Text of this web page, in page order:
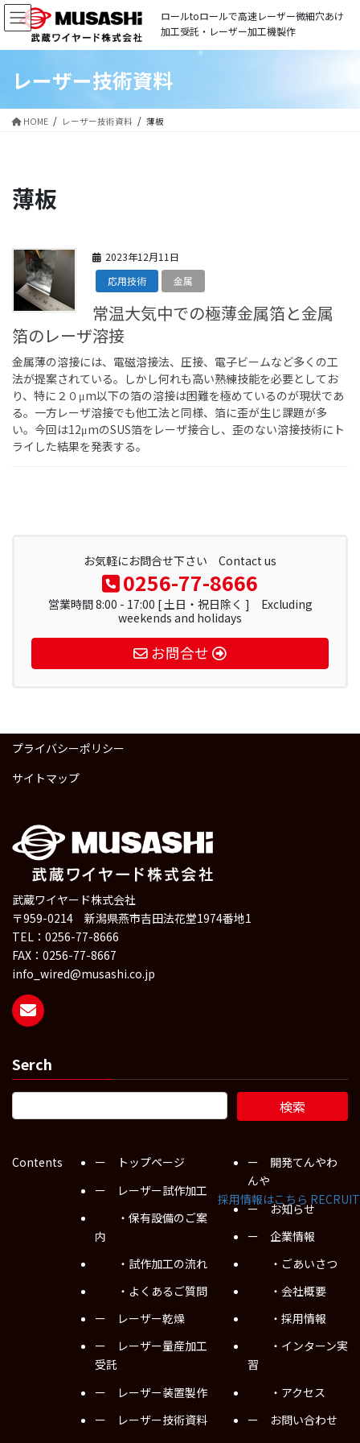
コ
ン
移
ナ
ビ
ン
ロールtoロールで高速レーザー微細穴あけ
加工受託・レーザー加工機製作
レーザー技術資料
HOME レーザー技術資料 薄板
薄板
2023年12月11日
応用技術
金属
常温大気中での極薄金属箔と金属
箔のレーザ溶接
金属薄の溶接には、電磁溶接法、圧接、電子ビームなど多くの工
法が提案されている。しかし何れも高い熟練技能を必要としてお
り、特に２０μm以下の箔の溶接は困難を極めているのが現状であ
る。一方レーザ溶接でも他工法と同様、箔に歪が生じ課題が多
い。今回は12μmのSUS箔をレーザ接合し、歪のない溶接技術にト
ライした結果を発表する。
採用情報はこちら RECRUIT
お気軽にお問合せ下さい Contact us
0256-77-8666
営業時間 8:00 - 17:00 [ 土日・祝日除く ] Excluding
weekends and holidays
お問合せ
プライバシーポリシー
サイトマップ
武蔵ワイヤード株式会社
〒959-0214 新潟県燕市吉田法花堂1974番地1
TEL：0256-77-8666
FAX：0256-77-8667
info_wired@musashi.co.jp
Serch
Contents
ー トップページ
ー レーザー試作加工
・保有設備のご案
内
・試作加工の流れ
・よくあるご質問
ー レーザー乾燥
ー レーザー量産加工
受託
ー レーザー装置製作
ー レーザー技術資料
ー 開発てんやわ
んや
ー お知らせ
ー 企業情報
・ごあいさつ
・会社概要
・採用情報
・インターン実
習
・アクセス
ー お問い合わせ